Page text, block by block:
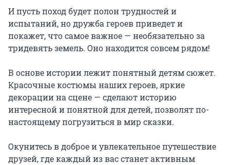
И пусть поход будет полон трудностей и
испытаний, но дружба героев приведет и
покажет, что самое важное — необязательно за
тридевять земель. Оно находится совсем рядом!
В основе истории лежит понятный детям сюжет.
Красочные костюмы наших героев, яркие
декорации на сцене — сделают историю
интересной и понятной для детей, позволят по-
настоящему погрузиться в мир сказки.
Окунитесь в доброе и увлекательное путешествие
друзей, где каждый из вас станет активным